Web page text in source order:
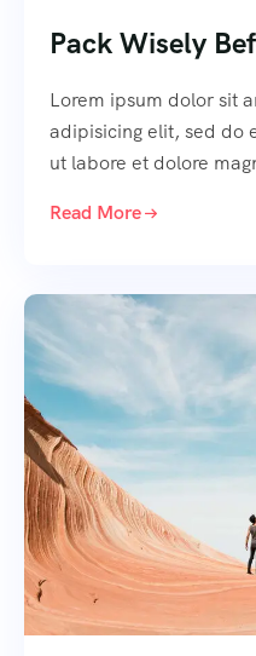
Pack Wisely
Lorem ipsum dolor sit
adipisicing elit, sed do
ut labore et dolore
Read More